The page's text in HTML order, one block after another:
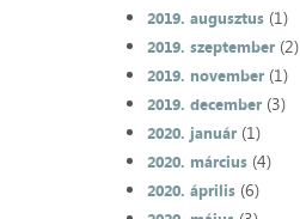
2019. augusztus(1)
2019. szeptember(2)
2019. november(1)
2019. december(3)
2020. január(1)
2020. március(4)
2020. április(6)